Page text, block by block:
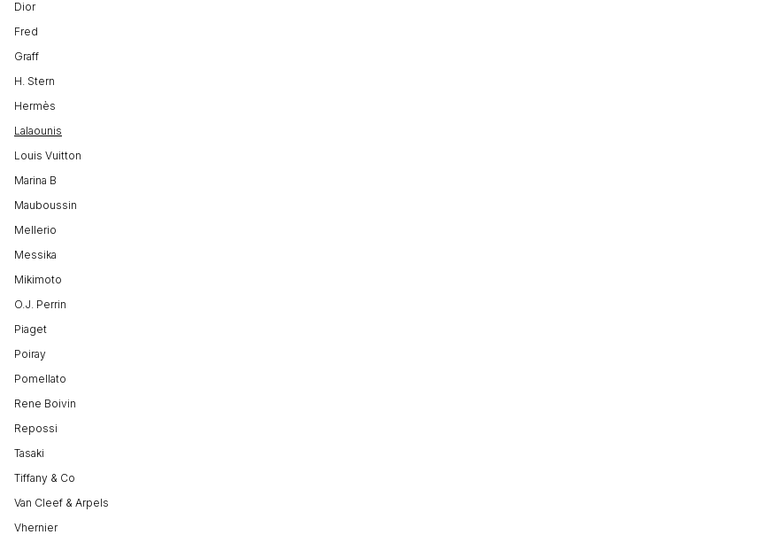
Dior
Fred
Graff
H. Stern
Hermès
Lalaounis
Louis Vuitton
Marina B
Mauboussin
Mellerio
Messika
Mikimoto
O.J. Perrin
Piaget
Poiray
Pomellato
Rene Boivin
Repossi
Tasaki
Tiffany & Co
Van Cleef & Arpels
Vhernier